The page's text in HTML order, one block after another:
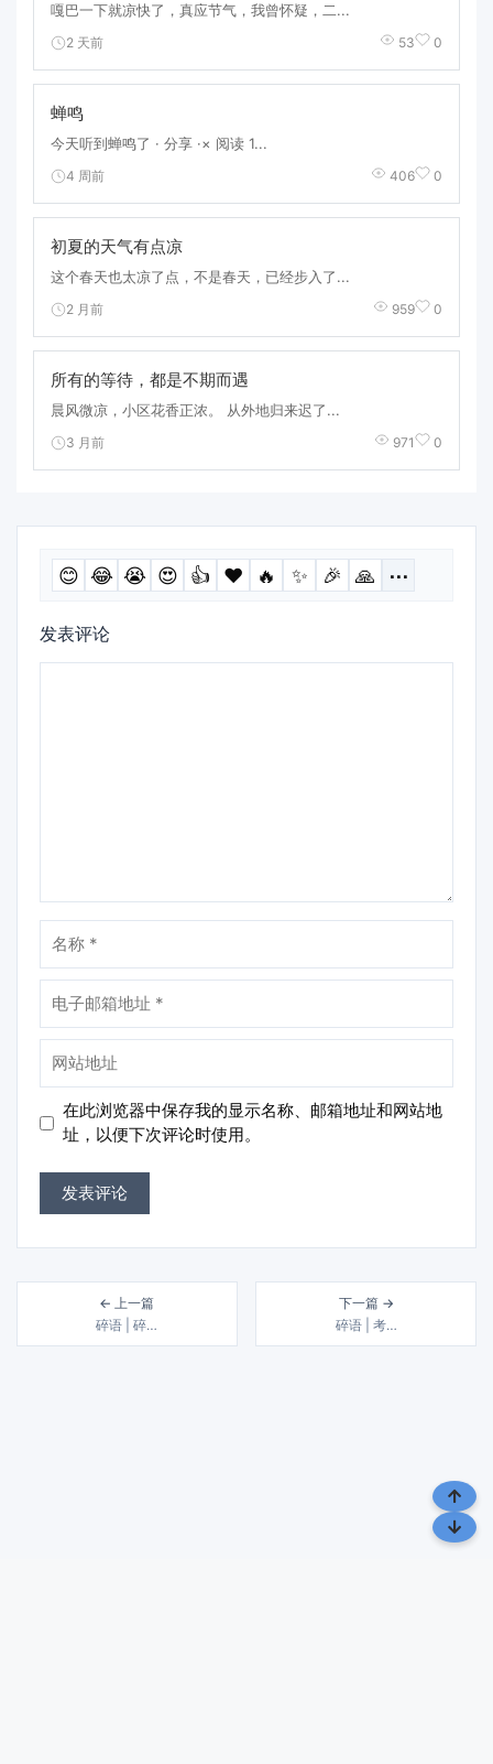
嘎巴一下就凉快了，真应节气，我曾怀疑，二...
2 天前 53 0
蝉鸣
今天听到蝉鸣了 · 分享 ·× 阅读 1...
4 周前 406 0
初夏的天气有点凉
这个春天也太凉了点，不是春天，已经步入了...
2 月前 959 0
所有的等待，都是不期而遇
晨风微凉，小区花香正浓。 从外地归来迟了...
3 月前 971 0
😊 😂 😭 😍 👍 ❤️ 🔥 ✨ 🎉 🙏 ⋯
发表评论
称
子
邮
箱
地
址
站
址
在此浏览器中保存我的显示名称、邮箱地址和网站地
址，以便下次评论时使用。
← 上一篇
碎语 | 碎…
下一篇 →
碎语 | 考…